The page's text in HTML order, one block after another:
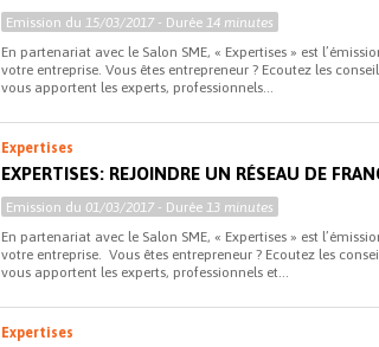
Emission du15/03/2017 - Durée14 minutes
En partenariat avec le Salon SME, « Expertises » est
votre entreprise. Vous êtes entrepreneur ? Ecoutez les
vous apportent les experts, professionnels...
Expertises
EXPERTISES: REJOINDRE UN RÉSEAU DE
Emission du 01/03/2017 - Durée13 minutes
En partenariat avec le Salon SME, « Expertises » est
votre entreprise. Vous êtes entrepreneur ? Ecoutez les
vous apportent les experts, professionnels et...
Expertises